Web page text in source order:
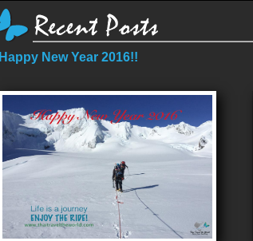
Happy New Year 2016!!